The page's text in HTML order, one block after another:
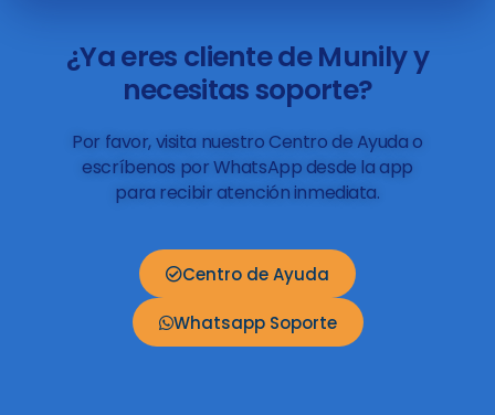
¿Ya eres cliente de Munily y
necesitas soporte?
Por favor, visita nuestro Centro de Ayuda o
escríbenos por WhatsApp desde la app
para recibir atención inmediata.
Centro de Ayuda
Whatsapp Soporte